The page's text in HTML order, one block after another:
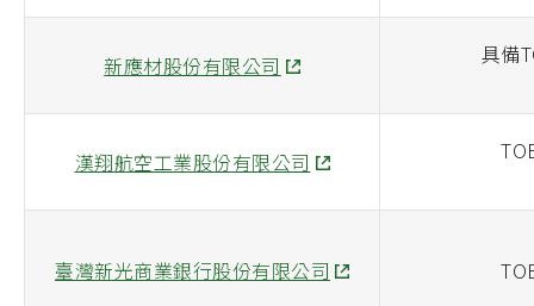
新應材股份有限公司 具備
漢翔航空工業股份有限公司
臺灣新光商業銀行股份有限公司